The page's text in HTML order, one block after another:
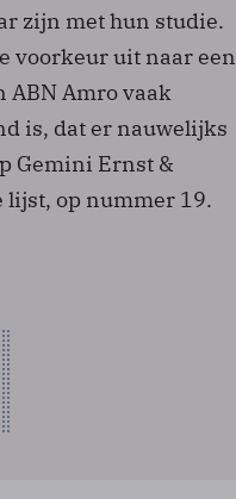
zijn met hun studie.
voorkeur uit naar een
ABN Amro vaak
is, dat er nauwelijks
Gemini Ernst &
lijst, op nummer 19.